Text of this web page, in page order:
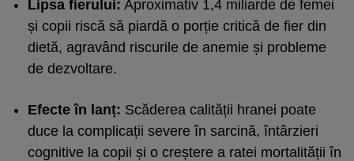
Lipsa fierului: Aproximativ 1,4 miliarde de femei
și copii riscă să piardă o porție critică de fier din
dietă, agravând riscurile de anemie și probleme
de dezvoltare.
Efecte în lanț: Scăderea calității hranei poate
duce la complicații severe în sarcină, întârzieri
cognitive la copii și o creștere a ratei mortalității în